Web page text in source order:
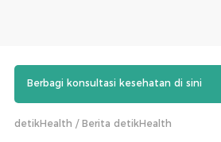
Berbagi konsultasi kesehatan di sini
detikHealth Berita detikHealth